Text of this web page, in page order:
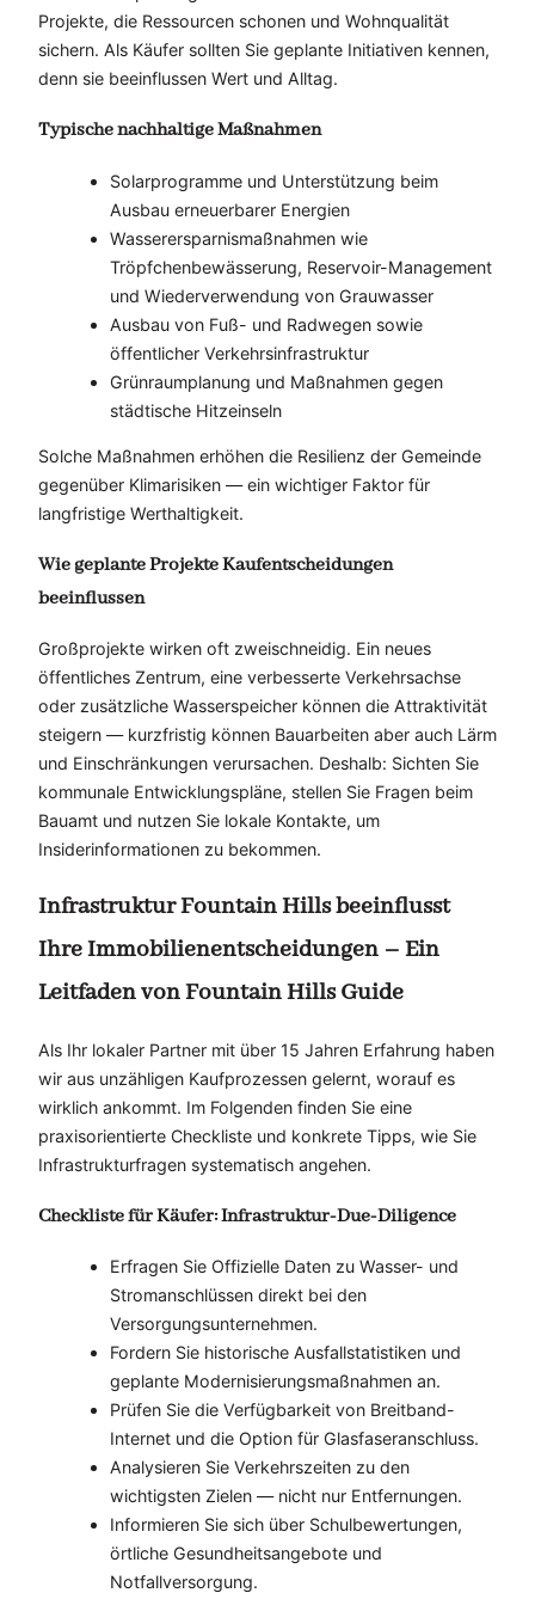
Projekte, die Ressourcen schonen und Wohnqualität
sichern. Als Käufer sollten Sie geplante Initiativen kennen,
denn sie beeinflussen Wert und Alltag.
Typische nachhaltige Maßnahmen
Solarprogramme und Unterstützung beim
Ausbau erneuerbarer Energien
Wasserersparnismaßnahmen wie
Tröpfchenbewässerung, Reservoir-Management
und Wiederverwendung von Grauwasser
Ausbau von Fuß- und Radwegen sowie
öffentlicher Verkehrsinfrastruktur
Grünraumplanung und Maßnahmen gegen
städtische Hitzeinseln
Solche Maßnahmen erhöhen die Resilienz der Gemeinde
gegenüber Klimarisiken — ein wichtiger Faktor für
langfristige Werthaltigkeit.
Wie geplante Projekte Kaufentscheidungen
beeinflussen
Großprojekte wirken oft zweischneidig. Ein neues
öffentliches Zentrum, eine verbesserte Verkehrsachse
oder zusätzliche Wasserspeicher können die Attraktivität
steigern — kurzfristig können Bauarbeiten aber auch Lärm
und Einschränkungen verursachen. Deshalb: Sichten Sie
kommunale Entwicklungspläne, stellen Sie Fragen beim
Bauamt und nutzen Sie lokale Kontakte, um
Insiderinformationen zu bekommen.
Infrastruktur Fountain Hills beeinflusst
Ihre Immobilienentscheidungen – Ein
Leitfaden von Fountain Hills Guide
Als Ihr lokaler Partner mit über 15 Jahren Erfahrung haben
wir aus unzähligen Kaufprozessen gelernt, worauf es
wirklich ankommt. Im Folgenden finden Sie eine
praxisorientierte Checkliste und konkrete Tipps, wie Sie
Infrastrukturfragen systematisch angehen.
Checkliste für Käufer: Infrastruktur-Due-Diligence
Erfragen Sie Offizielle Daten zu Wasser- und
Stromanschlüssen direkt bei den
Versorgungsunternehmen.
Fordern Sie historische Ausfallstatistiken und
geplante Modernisierungsmaßnahmen an.
Prüfen Sie die Verfügbarkeit von Breitband-
Internet und die Option für Glasfaseranschluss.
Analysieren Sie Verkehrszeiten zu den
wichtigsten Zielen — nicht nur Entfernungen.
Informieren Sie sich über Schulbewertungen,
örtliche Gesundheitsangebote und
Notfallversorgung.